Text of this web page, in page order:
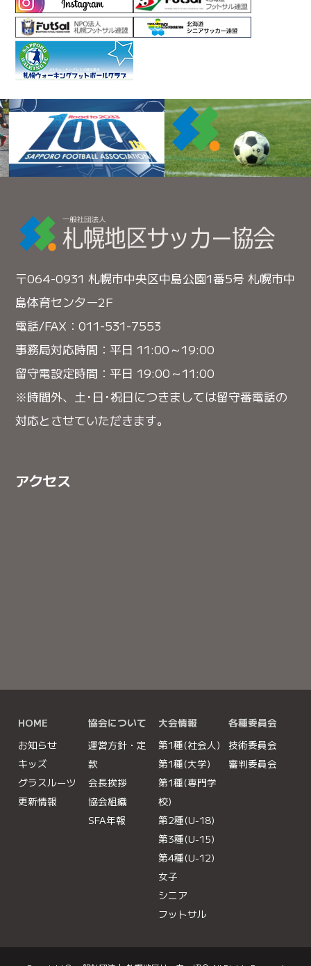
〒064-0931 札幌市中央区中島公園1番5号 札幌市中
島体育センター2F
電話/FAX：011-531-7553
事務局対応時間：平日 11:00～19:00
留守電設定時間：平日 19:00～11:00
※時間外、土･日･祝日につきましては留守番電話の
対応とさせていただきます。
アクセス
HOME
お知らせ
キッズ
グラスルーツ
更新情報
協会について
運営方針・定
款
会長挨拶
協会組織
SFA年報
大会情報
第1種(社会人)
第1種(大学)
第1種(専門学
校)
第2種(U-18)
第3種(U-15)
第4種(U-12)
女子
シニア
フットサル
各種委員会
技術委員会
審判委員会